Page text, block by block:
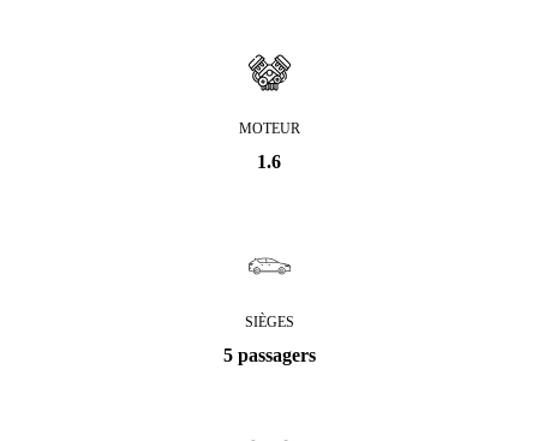
MOTEUR
1.6
SIÈGES
5 passagers